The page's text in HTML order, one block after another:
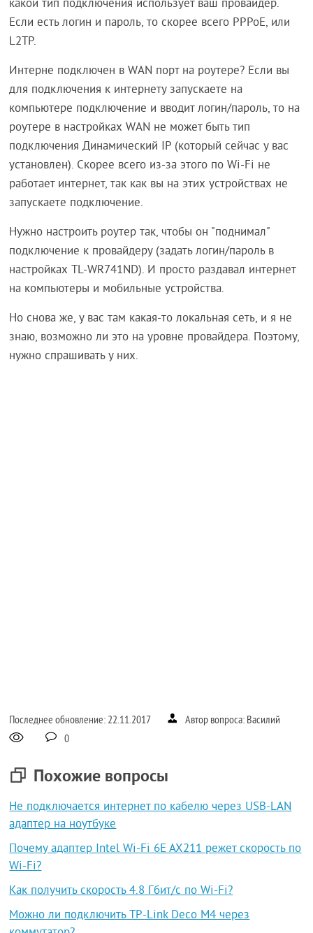
какой тип подключения использует ваш провайдер.
Если есть логин и пароль, то скорее всего PPPoE, или
L2TP.
Интерне подключен в WAN порт на роутере? Если вы
для подключения к интернету запускаете на
компьютере подключение и вводит логин/пароль, то на
роутере в настройках WAN не может быть тип
подключения Динамический IP (который сейчас у вас
установлен). Скорее всего из-за этого по Wi-Fi не
работает интернет, так как вы на этих устройствах не
запускаете подключение.
Нужно настроить роутер так, чтобы он "поднимал"
подключение к провайдеру (задать логин/пароль в
настройках TL-WR741ND). И просто раздавал интернет
на компьютеры и мобильные устройства.
Но снова же, у вас там какая-то локальная сеть, и я не
знаю, возможно ли это на уровне провайдера. Поэтому,
нужно спрашивать у них.
Последнее обновление: 22.11.2017
Автор вопроса: Василий
0
Похожие вопросы
Не подключается интернет по кабелю через USB-LAN
адаптер на ноутбуке
Почему адаптер Intel Wi-Fi 6E AX211 режет скорость по
Wi-Fi?
Как получить скорость 4.8 Гбит/с по Wi-Fi?
Можно ли подключить TP-Link Deco M4 через